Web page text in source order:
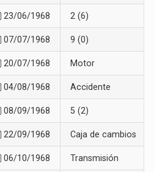
23/06/1968 2 (6)
07/07/1968 9 (0)
20/07/1968 Motor
04/08/1968 Accidente
08/09/1968 5 (2)
22/09/1968 Caja de cambios
06/10/1968 Transmisión